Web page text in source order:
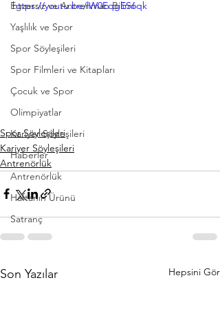
Egzersiz ve Antrenman Bilimi
Yaşlılık ve Spor
Spor Söyleşileri
Spor Filmleri ve Kitapları
Çocuk ve Spor
Olimpiyatlar
Kariyer Söyleşileri
Haberler
Antrenörlük
Haftanın Ürünü
Satranç
https://youtu.be/lW0EqgES6qk
Spor Söyleşileri
Kariyer Söyleşileri
Antrenörlük
Son Yazılar Hepsini Gör